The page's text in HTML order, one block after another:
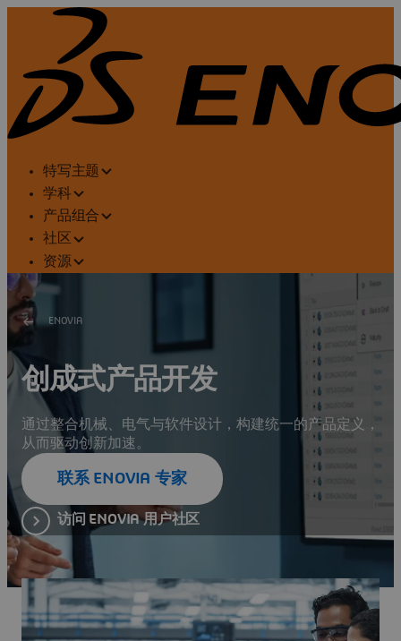
特写主题
学科
产品组合
社区
资源
ENOVIA
创成式产品开发
通过整合机械、电气与软件设计，构建统一的产品定义，
从而驱动创新加速。
联系 ENOVIA 专家
访问 ENOVIA 用户社区